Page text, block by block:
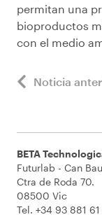
permitan una
bioproductos
con el medio
Noticia
BETA
Futurlab - Can
Ctra de Roda 70.
08500 Vic
Tel. +34 93 881